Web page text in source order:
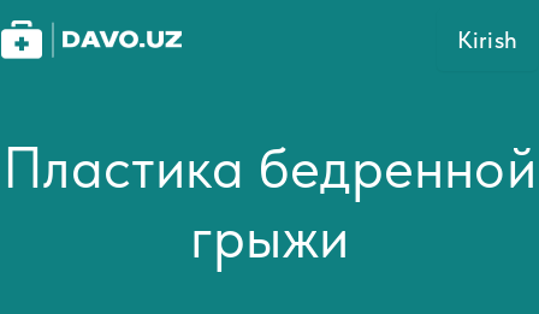
Kirish
Пластика бедренной
грыжи